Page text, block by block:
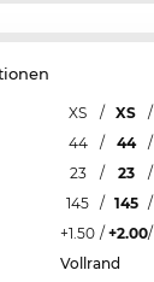
XS / XS /
44 / 44 /
23 / 23 /
145 / 145 /
+1.50 / +2.00/
Vollrand